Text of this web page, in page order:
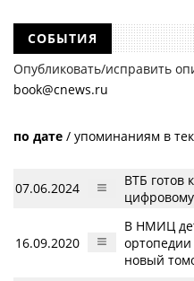
СОБЫТИЯ
Опубликовать/исправить
book@cnews.ru
по дате / упоминаниям в
07.06.2024
ВТБ готов
16.09.2020
В НМИЦ
новый